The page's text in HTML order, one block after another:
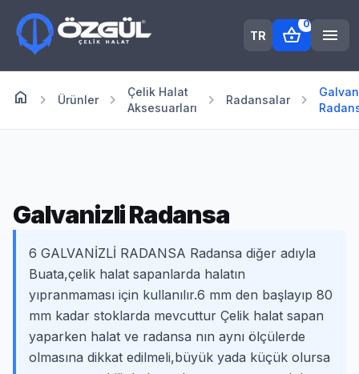
TR shopping_basket
0
menu
home Anasayfa
chevron_right Ürünler chevron_right
Çelik Halat
Aksesuarları
chevron_right Radansalar chevron_right
Galvanizli Radansa
6 GALVANİZLİ RADANSA Radansa diğer adıyla
Buata,çelik halat sapanlarda halatın
yıpranmaması için kullanılır.6 mm den başlayıp 80
mm kadar stoklarda mevcuttur Çelik halat sapan
yaparken halat ve radansa nın aynı ölçülerde
olmasına dikkat edilmeli,büyük yada küçük olursa